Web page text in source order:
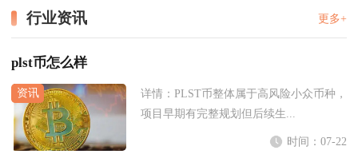
行业资讯 更多+
plst币怎么样
详情： PLST币整体属于高风险小众币种，
项目早期有完整规划但后续生...
时间：07-22